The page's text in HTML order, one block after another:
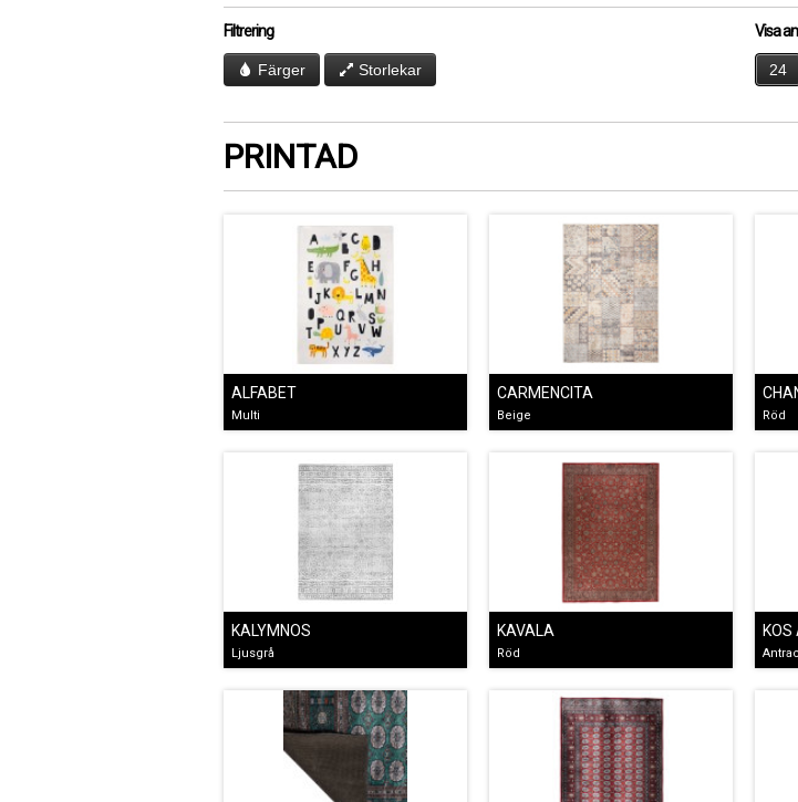
Filtrering
Färger Storlekar
Visa
24
PRINTAD
ALFABET
Multi
CARMENCITA
Beige Röd
KALYMNOS
Ljusgrå
KAVALA
Röd